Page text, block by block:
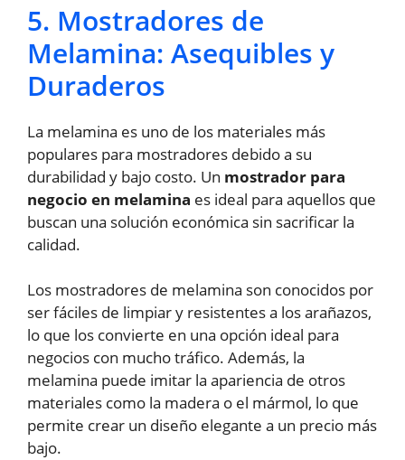
5. Mostradores de
Melamina: Asequibles y
Duraderos
La melamina es uno de los materiales más
populares para mostradores debido a su
durabilidad y bajo costo. Un mostrador para
negocio en melamina es ideal para aquellos que
buscan una solución económica sin sacrificar la
calidad.
Los mostradores de melamina son conocidos por
ser fáciles de limpiar y resistentes a los arañazos,
lo que los convierte en una opción ideal para
negocios con mucho tráfico. Además, la
melamina puede imitar la apariencia de otros
materiales como la madera o el mármol, lo que
permite crear un diseño elegante a un precio más
bajo.